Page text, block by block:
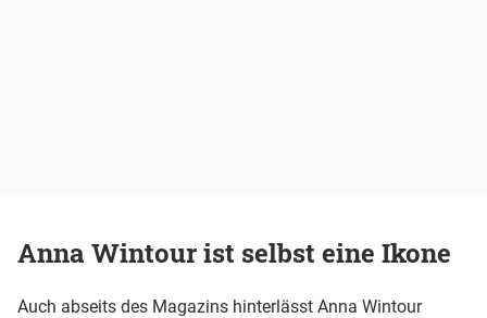
Anna Wintour ist selbst eine Ikone
Auch abseits des Magazins hinterlässt Anna Wintour